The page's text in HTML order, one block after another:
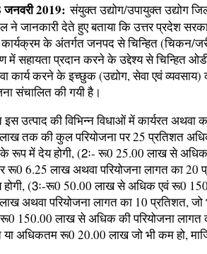
2019: संयुक्त उद्योग/उपायुक्त उद्योग
ने जानकारी देते हुए बताया कि उत्तर प्रदेश
के अंतर्गत जनपद से चिन्हित (चिकन/
में सहायता प्रदान करने के उद्देश्य से चिन्हित
कार्य करने के इच्छुक (उद्योग, सेवा एवं
संचालित की गयी है।
इस उत्पाद की विभिन्न विधाओं में कार्यरत
तक की कुल परियोजना पर 25 प्रतिशत
के रूप में देय होगी, (2ः- रू0 25.00 लाख से
रू0 6.25 लाख अथवा परियोजना लागत का 20
(3ः-रू0 50.00 लाख से अधिक एवं रू0
अथवा परियोजना लागत का 10 प्रतिशत, जो
रू0 150.00 लाख से अधिक की परियोजना लागत
अधिकतम रू0 20.00 लाख जो भी कम हो,